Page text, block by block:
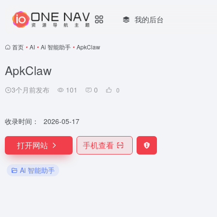
我的后台
首页 • AI • Ai 智能助手 • ApkClaw
ApkClaw
3个月前发布 101 0 0
收录时间： 2026-05-17
打开网站 手机查看
Ai 智能助手